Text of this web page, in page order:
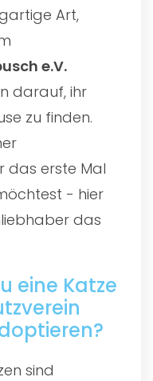
Art,
e.V.
darauf, ihr
zu finden.
das erste Mal
- hier
das
eine Katze
sind